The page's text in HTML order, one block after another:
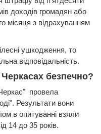
доходів громадян або
місяця з відрахуванням
ушкодження, то
відповідальність.
безпечно?
провела
Результати вони
в опитуванні взяли
14 до 35 років.